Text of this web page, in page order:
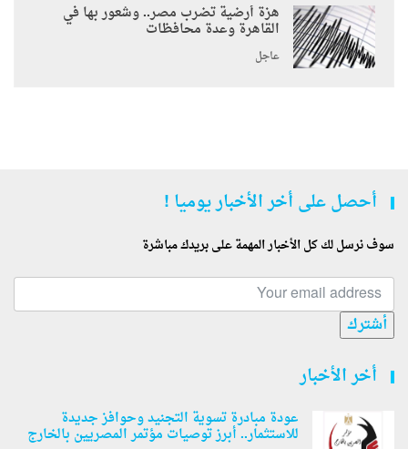
هزة أرضية تضرب مصر.. وشعور بها في
القاهرة وعدة محافظات
عاجل
أحصل على أخر الأخبار يوميا !
سوف نرسل لك كل الأخبار المهمة على بريدك مباشرة
أشترك
أخر الأخبار
عودة مبادرة تسوية التجنيد وحوافز جديدة
للاستثمار.. أبرز توصيات مؤتمر المصريين بالخارج